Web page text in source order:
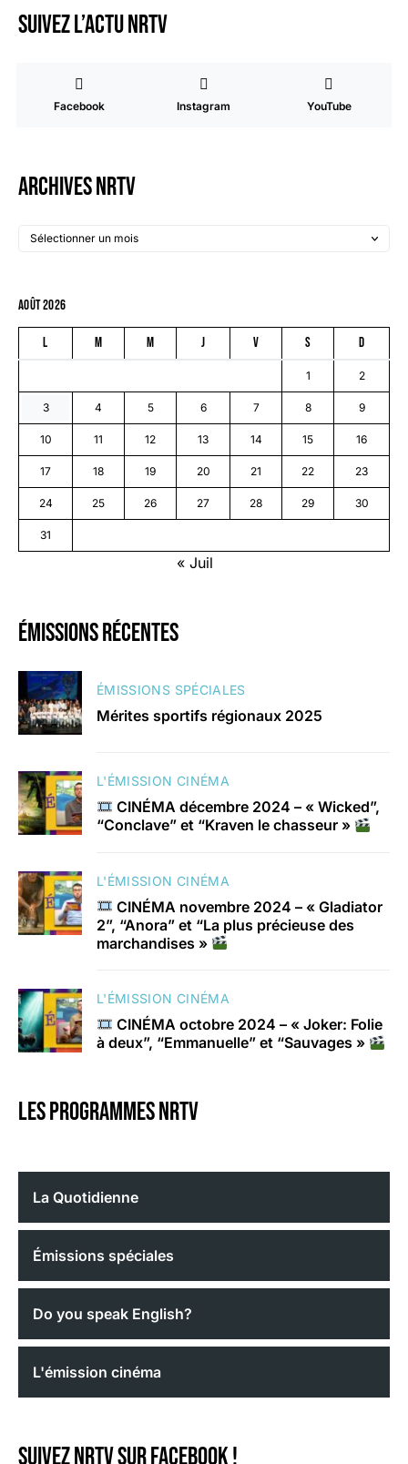
Suivez l’actu NRTV
Facebook Instagram YouTube
Archives NRTV
août 2026
L M M J V S D
1 2
3 4 5 6 7 8 9
10 11 12 13 14 15 16
17 18 19 20 21 22 23
24 25 26 27 28 29 30
31
« Juil
émissions récentes
ÉMISSIONS SPÉCIALES
Mérites sportifs régionaux 2025
L'ÉMISSION CINÉMA
CINÉMA décembre 2024 – « Wicked”,
“Conclave” et “Kraven le chasseur »
L'ÉMISSION CINÉMA
CINÉMA novembre 2024 – « Gladiator
2”, “Anora” et “La plus précieuse des
marchandises »
L'ÉMISSION CINÉMA
CINÉMA octobre 2024 – « Joker: Folie
à deux”, “Emmanuelle” et “Sauvages »
Les programmes nrtv
La Quotidienne
Émissions spéciales
Do you speak English?
L'émission cinéma
Suivez NRTV sur Facebook !